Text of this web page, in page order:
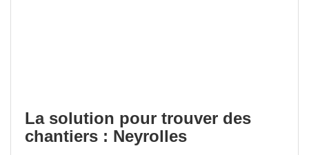
La solution pour trouver des
chantiers : Neyrolles